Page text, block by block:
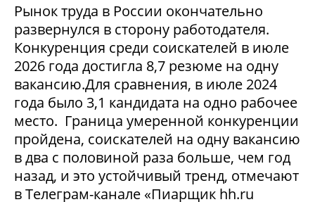
Рынок труда в России окончательно
развернулся в сторону работодателя.
Конкуренция среди соискателей в июле
2026 года достигла 8,7 резюме на одну
вакансию.Для сравнения, в июле 2024
года было 3,1 кандидата на одно рабочее
место. Граница умеренной конкуренции
пройдена, соискателей на одну вакансию
в два с половиной раза больше, чем год
назад, и это устойчивый тренд, отмечают
в Телеграм-канале «Пиарщик hh.ru